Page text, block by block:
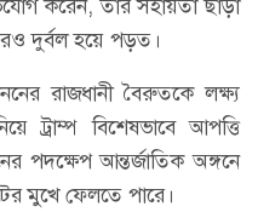
করেন, তার সহায়তা ছাড়া
দুর্বল হয়ে পড়ত।
রাজধানী বৈরুতকে লক্ষ্য
ট্রাম্প বিশেষভাবে আপত্তি
পদক্ষেপ আন্তর্জাতিক অঙ্গনে
মুখে ফেলতে পারে।